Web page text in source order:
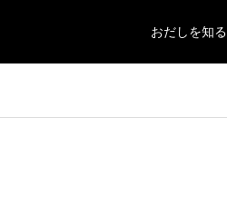
おだしを知る